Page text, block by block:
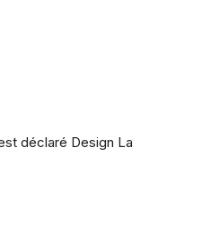
déclaré Design La